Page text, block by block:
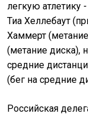
легкую атлетику
Тиа Хеллебаут
Хаммерт
(метание диска),
средние
(бег на средние
Российская